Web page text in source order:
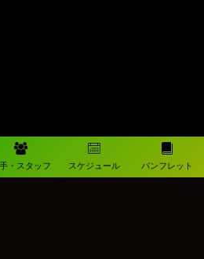
・スタッフ スケジュール パンフレット